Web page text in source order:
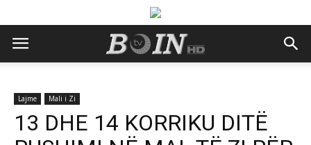
Lajme Mali i Zi
13 DHE 14 KORRIKU DITË